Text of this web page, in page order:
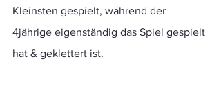
Kleinsten gespielt, während der
4jährige eigenständig das Spiel gespielt
hat & geklettert ist.